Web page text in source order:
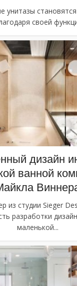
унитазы
своей
дизайн
ванной
из студии Sieger
разработки
маленькой...